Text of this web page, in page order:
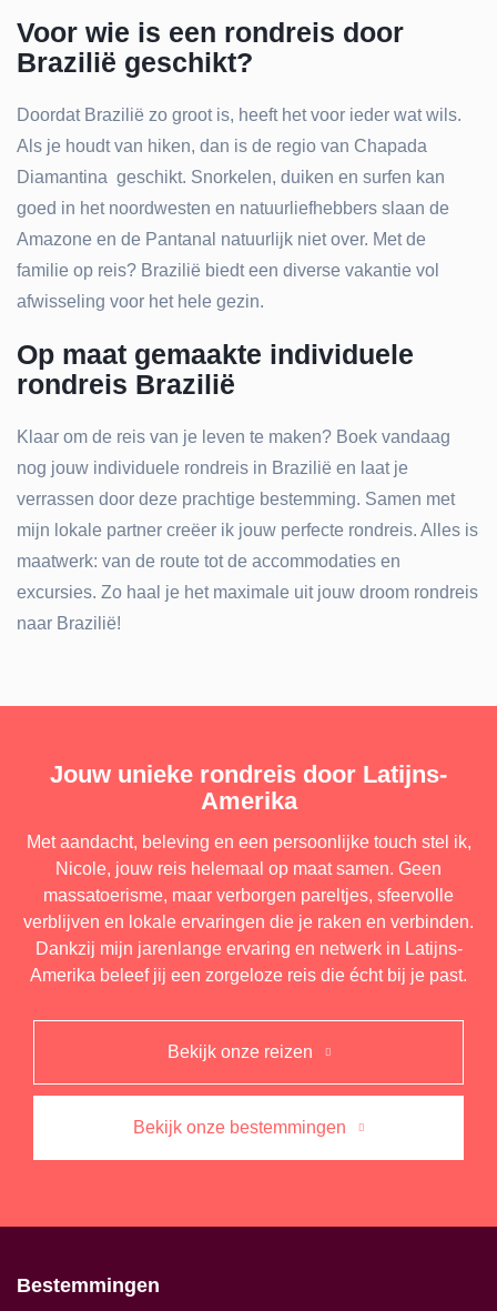
Voor wie is een rondreis door
Brazilië geschikt?
Doordat Brazilië zo groot is, heeft het voor ieder wat wils.
Als je houdt van hiken, dan is de regio van Chapada
Diamantina geschikt. Snorkelen, duiken en surfen kan
goed in het noordwesten en natuurliefhebbers slaan de
Amazone en de Pantanal natuurlijk niet over. Met de
familie op reis? Brazilië biedt een diverse vakantie vol
afwisseling voor het hele gezin.
Op maat gemaakte individuele
rondreis Brazilië
Klaar om de reis van je leven te maken? Boek vandaag
nog jouw individuele rondreis in Brazilië en laat je
verrassen door deze prachtige bestemming. Samen met
mijn lokale partner creëer ik jouw perfecte rondreis. Alles is
maatwerk: van de route tot de accommodaties en
excursies. Zo haal je het maximale uit jouw droom rondreis
naar Brazilië!
Jouw unieke rondreis door Latijns-
Amerika
Met aandacht, beleving en een persoonlijke touch stel ik,
Nicole, jouw reis helemaal op maat samen. Geen
massatoerisme, maar verborgen pareltjes, sfeervolle
verblijven en lokale ervaringen die je raken en verbinden.
Dankzij mijn jarenlange ervaring en netwerk in Latijns-
Amerika beleef jij een zorgeloze reis die écht bij je past.
Bekijk onze reizen
Bekijk onze bestemmingen
Bestemmingen